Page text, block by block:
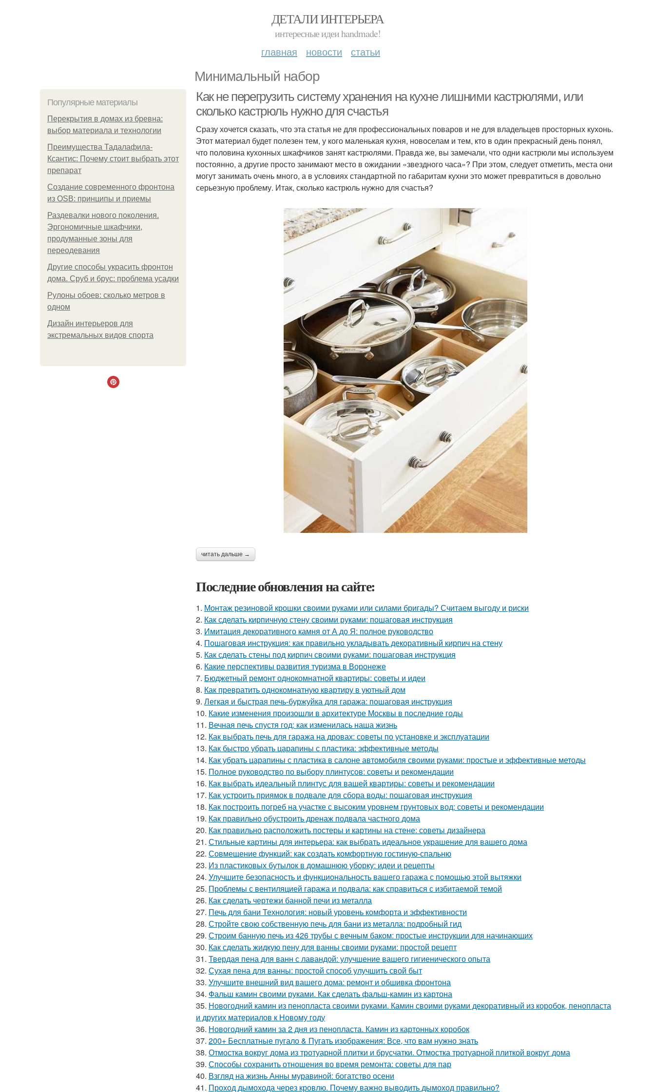
ДЕТАЛИ ИНТЕРЬЕРА
интересные идеи handmade!
главная новости статьи
Минимальный набор
Популярные материалы
Перекрытия в домах из бревна:
выбор материала и технологии
Преимущества Тадалафила-
Ксантис: Почему стоит выбрать этот
препарат
Создание современного фронтона
из OSB: принципы и приемы
Раздевалки нового поколения.
Эргономичные шкафчики,
продуманные зоны для
переодевания
Другие способы украсить фронтон
дома. Сруб и брус: проблема усадки
Рулоны обоев: сколько метров в
одном
Дизайн интерьеров для
экстремальных видов спорта
Как не перегрузить систему хранения на кухне лишними кастрюлями, или
сколько кастрюль нужно для счастья
Сразу хочется сказать, что эта статья не для профессиональных поваров и не для владельцев просторных кухонь.
Этот материал будет полезен тем, у кого маленькая кухня, новоселам и тем, кто в один прекрасный день понял,
что половина кухонных шкафчиков занят кастрюлями. Правда же, вы замечали, что одни кастрюли мы используем
постоянно, а другие просто занимают место в ожидании «звездного часа»? При этом, следует отметить, места они
могут занимать очень много, а в условиях стандартной по габаритам кухни это может превратиться в довольно
серьезную проблему. Итак, сколько кастрюль нужно для счастья?
читать дальше →
Последние обновления на сайте:
1. Монтаж резиновой крошки своими руками или силами бригады? Считаем выгоду и риски
2. Как сделать кирпичную стену своими руками: пошаговая инструкция
3. Имитация декоративного камня от А до Я: полное руководство
4. Пошаговая инструкция: как правильно укладывать декоративный кирпич на стену
5. Как сделать стены под кирпич своими руками: пошаговая инструкция
6. Какие перспективы развития туризма в Воронеже
7. Бюджетный ремонт однокомнатной квартиры: советы и идеи
8. Как превратить однокомнатную квартиру в уютный дом
9. Легкая и быстрая печь-буржуйка для гаража: пошаговая инструкция
10. Какие изменения произошли в архитектуре Москвы в последние годы
11. Вечная печь спустя год: как изменилась наша жизнь
12. Как выбрать печь для гаража на дровах: советы по установке и эксплуатации
13. Как быстро убрать царапины с пластика: эффективные методы
14. Как убрать царапины с пластика в салоне автомобиля своими руками: простые и эффективные методы
15. Полное руководство по выбору плинтусов: советы и рекомендации
16. Как выбрать идеальный плинтус для вашей квартиры: советы и рекомендации
17. Как устроить приямок в подвале для сбора воды: пошаговая инструкция
18. Как построить погреб на участке с высоким уровнем грунтовых вод: советы и рекомендации
19. Как правильно обустроить дренаж подвала частного дома
20. Как правильно расположить постеры и картины на стене: советы дизайнера
21. Стильные картины для интерьера: как выбрать идеальное украшение для вашего дома
22. Совмещение функций: как создать комфортную гостиную-спальню
23. Из пластиковых бутылок в домашнюю уборку: идеи и рецепты
24. Улучшите безопасность и функциональность вашего гаража с помощью этой вытяжки
25. Проблемы с вентиляцией гаража и подвала: как справиться с избитаемой темой
26. Как сделать чертежи банной печи из металла
27. Печь для бани Технология: новый уровень комфорта и эффективности
28. Стройте свою собственную печь для бани из металла: подробный гид
29. Строим банную печь из 426 трубы с вечным баком: простые инструкции для начинающих
30. Как сделать жидкую пену для ванны своими руками: простой рецепт
31. Твердая пена для ванн с лавандой: улучшение вашего гигиенического опыта
32. Сухая пена для ванны: простой способ улучшить свой быт
33. Улучшите внешний вид вашего дома: ремонт и обшивка фронтона
34. Фальш камин своими руками. Как сделать фальш-камин из картона
35. Новогодний камин из пенопласта своими руками. Камин своими руками декоративный из коробок, пенопласта
и других материалов к Новому году
36. Новогодний камин за 2 дня из пенопласта. Камин из картонных коробок
37. 200+ Бесплатные пугало & Пугать изображения: Все, что вам нужно знать
38. Отмостка вокруг дома из тротуарной плитки и брусчатки. Отмостка тротуарной плиткой вокруг дома
39. Способы сохранить отношения во время ремонта: советы для пар
40. Взгляд на жизнь Анны муравиной: богатство осени
41. Проход дымохода через кровлю. Почему важно выводить дымоход правильно?